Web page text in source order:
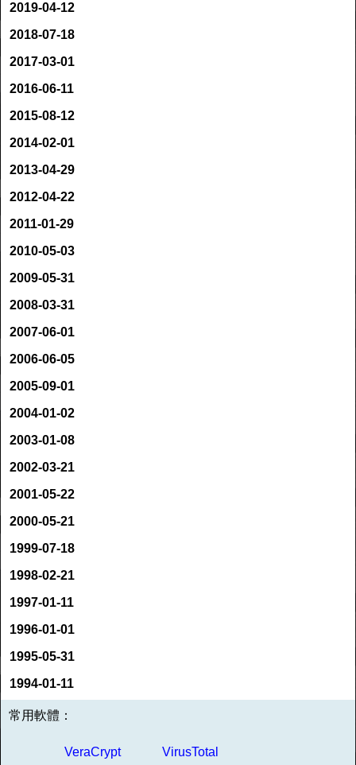
2019-04-12
2018-07-18
2017-03-01
2016-06-11
2015-08-12
2014-02-01
2013-04-29
2012-04-22
2011-01-29
2010-05-03
2009-05-31
2008-03-31
2007-06-01
2006-06-05
2005-09-01
2004-01-02
2003-01-08
2002-03-21
2001-05-22
2000-05-21
1999-07-18
1998-02-21
1997-01-11
1996-01-01
1995-05-31
1994-01-11
常用軟體：
VeraCrypt VirusTotal